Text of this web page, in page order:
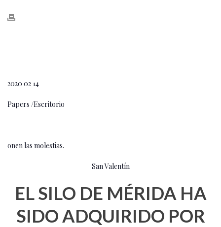
2020 02 14
Papers /Escritorio
onen las molestias.
San Valentín
EL SILO DE MÉRIDA HA
SIDO ADQUIRIDO POR